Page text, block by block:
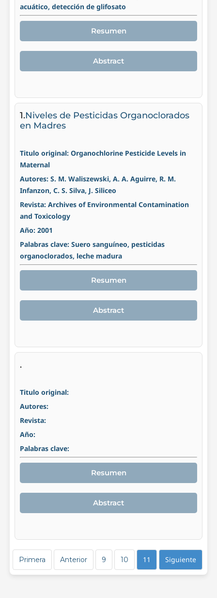
acuático, detección de glifosato
Resumen
Abstract
1.Niveles de Pesticidas Organoclorados
en Madres
Titulo original: Organochlorine Pesticide Levels in
Maternal
Autores: S. M. Waliszewski, A. A. Aguirre, R. M.
Infanzon, C. S. Silva, J. Siliceo
Revista: Archives of Environmental Contamination
and Toxicology
Año: 2001
Palabras clave: Suero sanguíneo, pesticidas
organoclorados, leche madura
Resumen
Abstract
.
Titulo original:
Autores:
Revista:
Año:
Palabras clave:
Resumen
Abstract
Primera Anterior 9 10 11 Siguiente